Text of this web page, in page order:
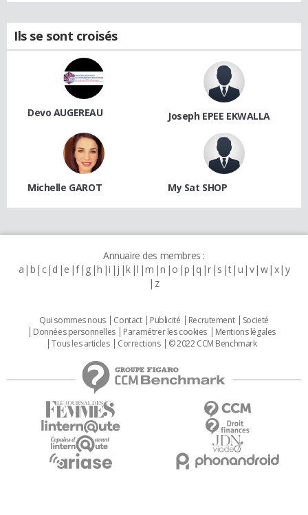
Ils se sont croisés
Devo AUGEREAU Joseph EPEE EKWALLA
Michelle GAROT My Sat SHOP
Annuaire des membres :
a b c d e f g h i j k l m n o p q r s t u v w x y
z
Qui sommes nous Contact Publicité Recrutement
Societé
Données personnelles
Paramétrer les cookies
Mentions légales
Tous les articles
Corrections © 2022 CCM Benchmark